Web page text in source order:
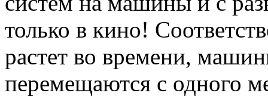
только в кино!
растет во времени,
перемещаются с одного